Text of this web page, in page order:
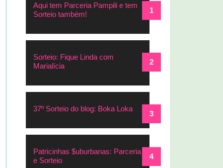
Aqui tem Parceria Pampili e tem
Sorteio também!
Sorteio: Fique Linda com
Marialícia
37º Sorteio do blog: Boka Loka
Patricinhas $uburbanas: Parceria
e Sorteio